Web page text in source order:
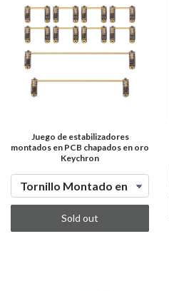
Juego de estabilizadores
montados en PCB chapados en oro
Keychron
Sold out